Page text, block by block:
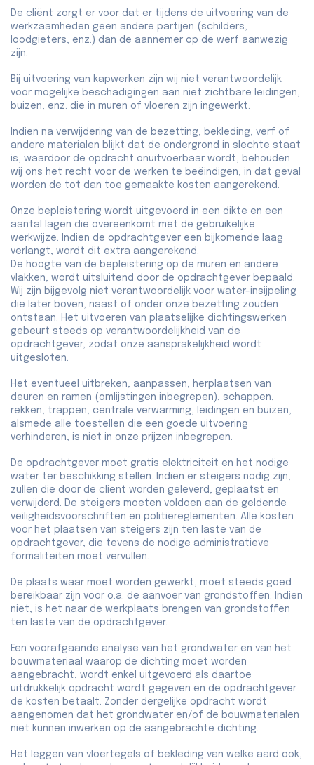
De cliënt zorgt er voor dat er tijdens de uitvoering van de
werkzaamheden geen andere partijen (schilders,
loodgieters, enz.) dan de aannemer op de werf aanwezig
zijn.
Bij uitvoering van kapwerken zijn wij niet verantwoordelijk
voor mogelijke beschadigingen aan niet zichtbare leidingen,
buizen, enz. die in muren of vloeren zijn ingewerkt.
Indien na verwijdering van de bezetting, bekleding, verf of
andere materialen blijkt dat de ondergrond in slechte staat
is, waardoor de opdracht onuitvoerbaar wordt, behouden
wij ons het recht voor de werken te beëindigen, in dat geval
worden de tot dan toe gemaakte kosten aangerekend.
Onze bepleistering wordt uitgevoerd in een dikte en een
aantal lagen die overeenkomt met de gebruikelijke
werkwijze. Indien de opdrachtgever een bijkomende laag
verlangt, wordt dit extra aangerekend.
De hoogte van de bepleistering op de muren en andere
vlakken, wordt uitsluitend door de opdrachtgever bepaald.
Wij zijn bijgevolg niet verantwoordelijk voor water-insijpeling
die later boven, naast of onder onze bezetting zouden
ontstaan. Het uitvoeren van plaatselijke dichtingswerken
gebeurt steeds op verantwoordelijkheid van de
opdrachtgever, zodat onze aansprakelijkheid wordt
uitgesloten.
Het eventueel uitbreken, aanpassen, herplaatsen van
deuren en ramen (omlijstingen inbegrepen), schappen,
rekken, trappen, centrale verwarming, leidingen en buizen,
alsmede alle toestellen die een goede uitvoering
verhinderen, is niet in onze prijzen inbegrepen.
De opdrachtgever moet gratis elektriciteit en het nodige
water ter beschikking stellen. Indien er steigers nodig zijn,
zullen die door de client worden geleverd, geplaatst en
verwijderd. De steigers moeten voldoen aan de geldende
veiligheidsvoorschriften en politiereglementen. Alle kosten
voor het plaatsen van steigers zijn ten laste van de
opdrachtgever, die tevens de nodige administratieve
formaliteiten moet vervullen.
De plaats waar moet worden gewerkt, moet steeds goed
bereikbaar zijn voor o.a. de aanvoer van grondstoffen. Indien
niet, is het naar de werkplaats brengen van grondstoffen
ten laste van de opdrachtgever.
Een voorafgaande analyse van het grondwater en van het
bouwmateriaal waarop de dichting moet worden
aangebracht, wordt enkel uitgevoerd als daartoe
uitdrukkelijk opdracht wordt gegeven en de opdrachtgever
de kosten betaalt. Zonder dergelijke opdracht wordt
aangenomen dat het grondwater en/of de bouwmaterialen
niet kunnen inwerken op de aangebrachte dichting.
Het leggen van vloertegels of bekleding van welke aard ook,